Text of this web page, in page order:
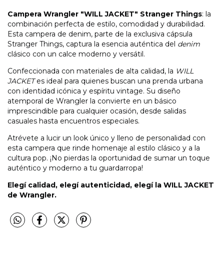
Campera Wrangler "WILL JACKET" Stranger Things: la
combinación perfecta de estilo, comodidad y durabilidad.
Esta campera de denim, parte de la exclusiva cápsula
Stranger Things, captura la esencia auténtica del denim
clásico con un calce moderno y versátil.
Confeccionada con materiales de alta calidad, la WILL
JACKETes ideal para quienes buscan una prenda urbana
con identidad icónica y espíritu vintage. Su diseño
atemporal de Wrangler la convierte en un básico
imprescindible para cualquier ocasión, desde salidas
casuales hasta encuentros especiales.
Atrévete a lucir un look único y lleno de personalidad con
esta campera que rinde homenaje al estilo clásico y a la
cultura pop. ¡No pierdas la oportunidad de sumar un toque
auténtico y moderno a tu guardarropa!
Elegí calidad, elegí autenticidad, elegí la WILL JACKET
de Wrangler.